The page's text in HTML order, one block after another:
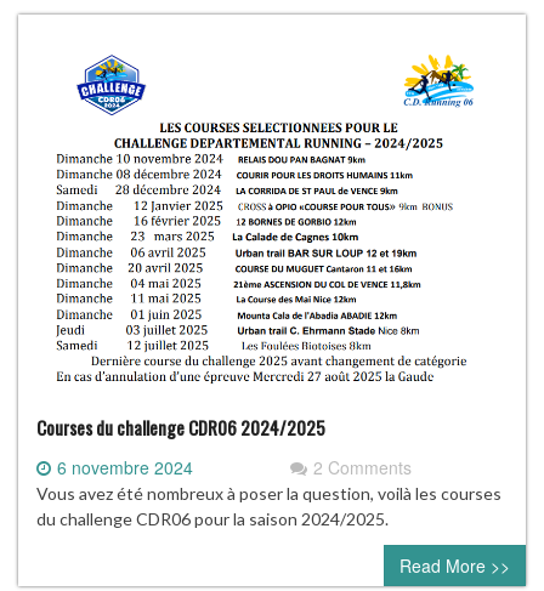
Courses du challenge CDR06 2024/2025
6 novembre 2024 2 Comments
Vous avez été nombreux à poser la question, voilà les courses
du challenge CDR06 pour la saison 2024/2025.
Read More >>